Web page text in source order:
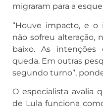
migraram para a
“Houve impacto, e
não sofreu alteração,
baixo. As
queda. Em outras
segundo turno”,
O especialista avalia
de Lula funciona